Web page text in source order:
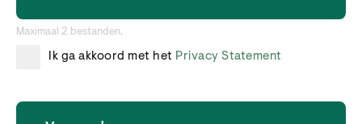
Maximaal 2 bestanden.
Ik ga akkoord met het Privacy Statement